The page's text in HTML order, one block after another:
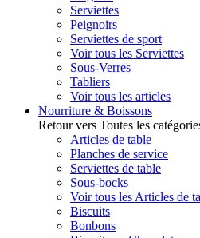
Serviettes
Peignoirs
Serviettes de sport
Voir tous les Serviettes
Sous-Verres
Tabliers
Voir tous les articles
Nourriture & Boissons
Retour vers Toutes les
Articles de table
Planches de service
Serviettes de table
Sous-bocks
Voir tous les Articles de
Biscuits
Bonbons